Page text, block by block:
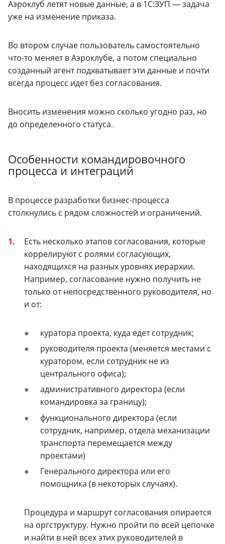
Аэроклуб летят новые данные, а в 1С:ЗУП — задача
уже на изменение приказа.
Во втором случае пользователь самостоятельно
что-то меняет в Аэроклубе, а потом специально
созданный агент подхватывает эти данные и почти
всегда процесс идет без согласования.
Вносить изменения можно сколько угодно раз, но
до определенного статуса.
Особенности командировочного
процесса и интеграций
В процессе разработки бизнес-процесса
столкнулись с рядом сложностей и ограничений.
Есть несколько этапов согласования, которые
коррелируют с ролями согласующих,
находящихся на разных уровнях иерархии.
Например, согласование нужно получить не
только от непосредственного руководителя, но
и от:
куратора проекта, куда едет сотрудник;
руководителя проекта (меняется местами с
куратором, если сотрудник не из
центрального офиса);
административного директора (если
командировка за границу);
функционального директора (если
сотрудник, например, отдела механизации
транспорта перемещается между
проектами)
Генерального директора или его
помощника (в некоторых случаях).
Процедура и маршрут согласования опирается
на оргструктуру. Нужно пройти по всей цепочке
и найти в ней всех этих руководителей в